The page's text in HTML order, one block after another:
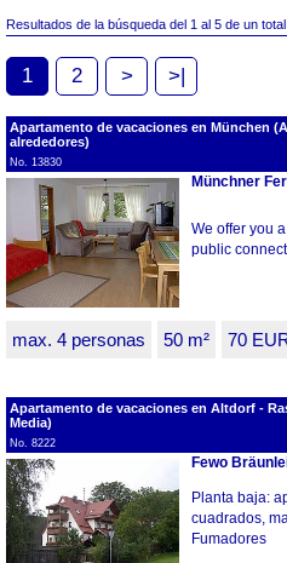
Resultados de la búsqueda del 1 al 5 de un
1 2 > >|
Apartamento de vacaciones en München
alrededores)
No. 13830
Münchner
We offer you
public
max. 4 personas 50 m² 70
Apartamento de vacaciones en Altdorf -
Media)
No. 8222
Fewo
Planta baja:
cuadrados,
Fumadores